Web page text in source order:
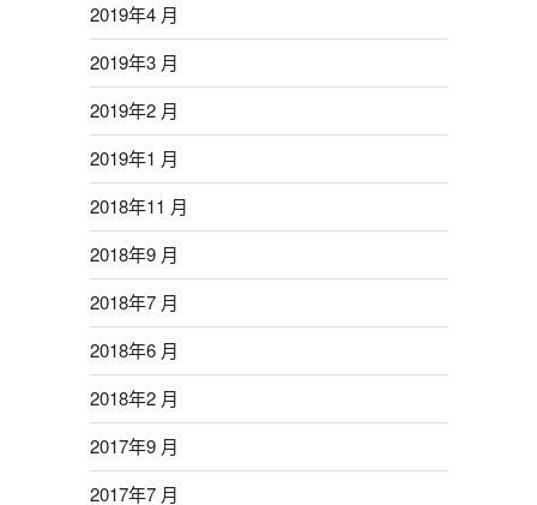
2019年4 月
2019年3 月
2019年2 月
2019年1 月
2018年11 月
2018年9 月
2018年7 月
2018年6 月
2018年2 月
2017年9 月
2017年7 月